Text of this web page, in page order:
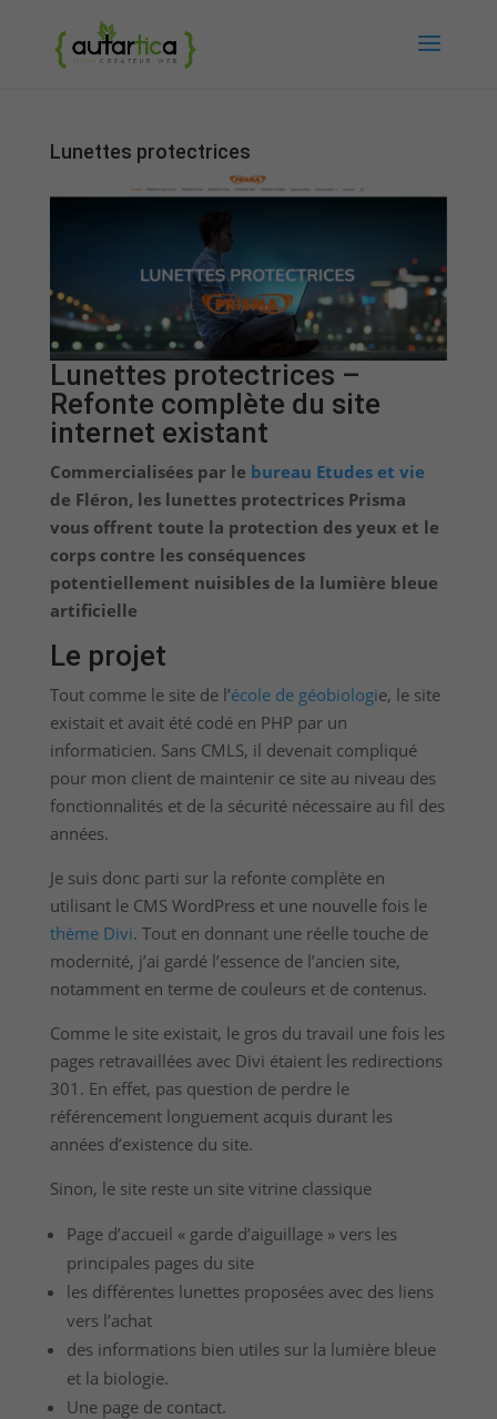
Lunettes protectrices
Lunettes protectrices –
Refonte complète du site
internet existant
Commercialisées par le bureau Etudes et vie
de Fléron, les lunettes protectrices Prisma
vous offrent toute la protection des yeux et le
corps contre les conséquences
potentiellement nuisibles de la lumière bleue
artificielle
Le projet
Tout comme le site de l’école de géobiologie, le site
existait et avait été codé en PHP par un
informaticien. Sans CMLS, il devenait compliqué
pour mon client de maintenir ce site au niveau des
fonctionnalités et de la sécurité nécessaire au fil des
années.
Je suis donc parti sur la refonte complète en
utilisant le CMS WordPress et une nouvelle fois le
thème Divi. Tout en donnant une réelle touche de
modernité, j’ai gardé l’essence de l’ancien site,
notamment en terme de couleurs et de contenus.
Comme le site existait, le gros du travail une fois les
pages retravaillées avec Divi étaient les redirections
301. En effet, pas question de perdre le
référencement longuement acquis durant les
années d’existence du site.
Sinon, le site reste un site vitrine classique
Page d’accueil « garde d’aiguillage » vers les
principales pages du site
les différentes lunettes proposées avec des liens
vers l’achat
des informations bien utiles sur la lumière bleue
et la biologie.
Une page de contact.